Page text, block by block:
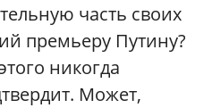
часть своих
премьеру Путину?
никогда
Может,